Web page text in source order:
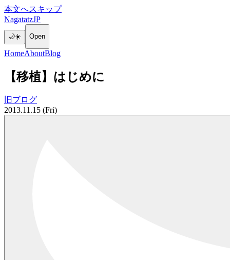
本文へスキップ
NagatatzJP
🌙☀️ Open
HomeAboutBlog
【移植】はじめに
旧ブログ
2013.11.15 (Fri)